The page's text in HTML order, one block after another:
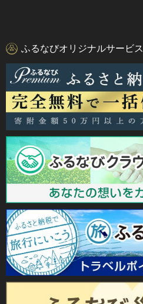
ふるなびオリジナルサービス